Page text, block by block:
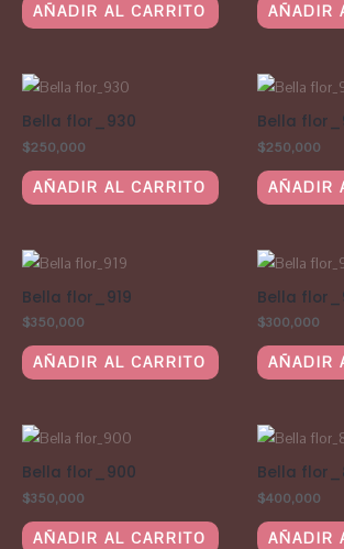
AÑADIR AL CARRITO AÑADIR
Bella flor_930
$250,000
AÑADIR AL CARRITO
Bella
$250,000
AÑADIR
Bella flor_919
$350,000
AÑADIR AL CARRITO
Bella
$300,000
AÑADIR
Bella flor_900
$350,000
AÑADIR AL CARRITO
Bella
$400,000
AÑADIR